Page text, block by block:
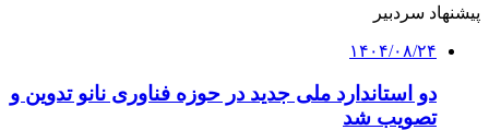
پیشنهاد سردبیر
۱۴۰۴/۰۸/۲۴
دو استاندارد ملی جدید در حوزه فناوری نانو تدوین و
تصویب شد